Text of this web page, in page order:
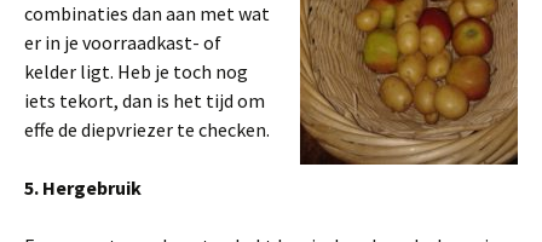
combinaties dan aan met wat
er in je voorraadkast- of
kelder ligt. Heb je toch nog
iets tekort, dan is het tijd om
effe de diepvriezer te checken.
5. Hergebruik